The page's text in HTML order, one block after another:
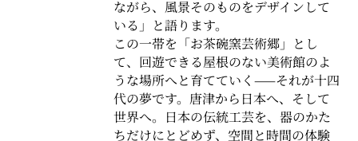
ながら、風景そのものをデザインして
いる」と語ります。
この一帯を「お茶碗窯芸術郷」とし
て、回遊できる屋根のない美術館のよ
うな場所へと育てていく——それが十四
代の夢です。唐津から日本へ、そして
世界へ。日本の伝統工芸を、器のかた
ちだけにとどめず、空間と時間の体験